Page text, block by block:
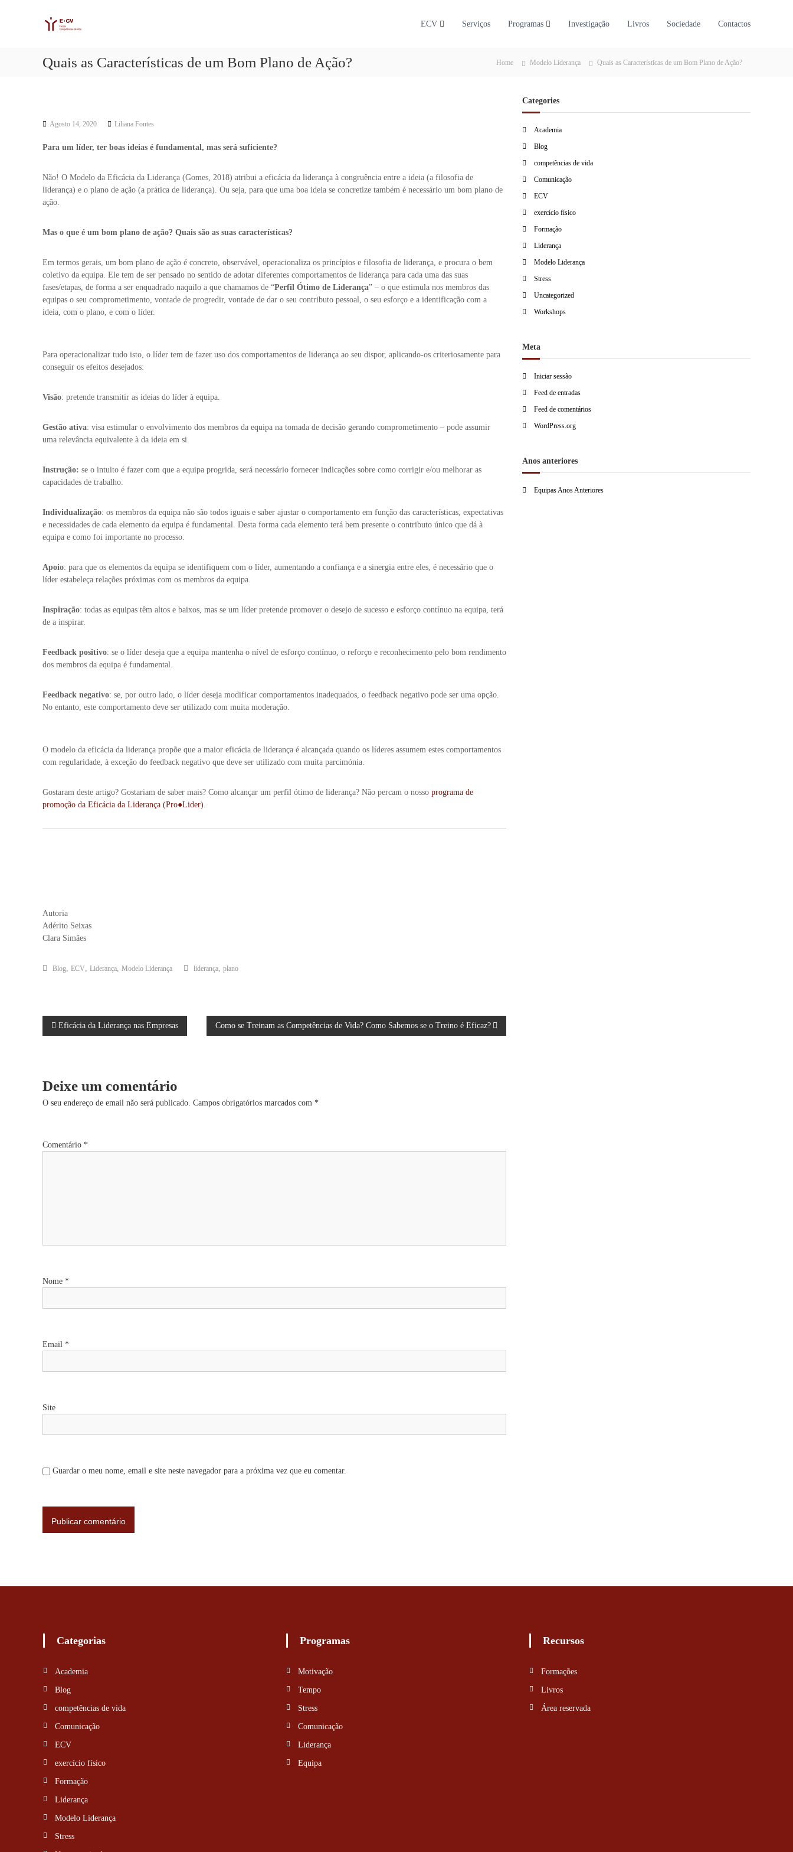
c
i
V
a
ECV Serviços Programas Investigação Livros Sociedade Contactos
Quais as Características de um Bom Plano de Ação? Home Modelo Liderança Quais as Características de um Bom Plano de Ação?
Agosto 14, 2020 Liliana Fontes
Para um líder, ter boas ideias é fundamental, mas será suficiente?
Não! O Modelo da Eficácia da Liderança (Gomes, 2018) atribui a eficácia da liderança à congruência entre a ideia (a filosofia de
liderança) e o plano de ação (a prática de liderança). Ou seja, para que uma boa ideia se concretize também é necessário um bom plano de
ação.
Mas o que é um bom plano de ação? Quais são as suas características?
Em termos gerais, um bom plano de ação é concreto, observável, operacionaliza os princípios e filosofia de liderança, e procura o bem
coletivo da equipa. Ele tem de ser pensado no sentido de adotar diferentes comportamentos de liderança para cada uma das suas
fases/etapas, de forma a ser enquadrado naquilo a que chamamos de “Perfil Ótimo de Liderança” – o que estimula nos membros das
equipas o seu comprometimento, vontade de progredir, vontade de dar o seu contributo pessoal, o seu esforço e a identificação com a
ideia, com o plano, e com o líder.
Para operacionalizar tudo isto, o líder tem de fazer uso dos comportamentos de liderança ao seu dispor, aplicando-os criteriosamente para
conseguir os efeitos desejados:
Visão: pretende transmitir as ideias do líder à equipa.
Gestão ativa: visa estimular o envolvimento dos membros da equipa na tomada de decisão gerando comprometimento – pode assumir
uma relevância equivalente à da ideia em si.
Instrução: se o intuito é fazer com que a equipa progrida, será necessário fornecer indicações sobre como corrigir e/ou melhorar as
capacidades de trabalho.
Individualização: os membros da equipa não são todos iguais e saber ajustar o comportamento em função das características, expectativas
e necessidades de cada elemento da equipa é fundamental. Desta forma cada elemento terá bem presente o contributo único que dá à
equipa e como foi importante no processo.
Apoio: para que os elementos da equipa se identifiquem com o líder, aumentando a confiança e a sinergia entre eles, é necessário que o
líder estabeleça relações próximas com os membros da equipa.
Inspiração: todas as equipas têm altos e baixos, mas se um líder pretende promover o desejo de sucesso e esforço contínuo na equipa, terá
de a inspirar.
Feedback positivo: se o líder deseja que a equipa mantenha o nível de esforço contínuo, o reforço e reconhecimento pelo bom rendimento
dos membros da equipa é fundamental.
Feedback negativo: se, por outro lado, o líder deseja modificar comportamentos inadequados, o feedback negativo pode ser uma opção.
No entanto, este comportamento deve ser utilizado com muita moderação.
O modelo da eficácia da liderança propõe que a maior eficácia de liderança é alcançada quando os líderes assumem estes comportamentos
com regularidade, à exceção do feedback negativo que deve ser utilizado com muita parcimónia.
Gostaram deste artigo? Gostariam de saber mais? Como alcançar um perfil ótimo de liderança? Não percam o nosso programa de
promoção da Eficácia da Liderança (Pro●Lider).
Autoria
Adérito Seixas
Clara Simães
Blog, ECV, Liderança, Modelo Liderança liderança, plano
N
v
e
o
e
r
t
i
s
Eficácia da Liderança nas Empresas Como se Treinam as Competências de Vida? Como Sabemos se o Treino é Eficaz?
Deixe um comentário
O seu endereço de email não será publicado. Campos obrigatórios marcados com *
Comentário *
Nome *
Email *
Site
Guardar o meu nome, email e site neste navegador para a próxima vez que eu comentar.
Categories
Academia
Blog
competências de vida
Comunicação
ECV
exercício físico
Formação
Liderança
Modelo Liderança
Stress
Uncategorized
Workshops
Meta
Iniciar sessão
Feed de entradas
Feed de comentários
WordPress.org
Anos anteriores
Equipas Anos Anteriores
Categorias
Academia
Blog
competências de vida
Comunicação
ECV
exercício físico
Formação
Liderança
Modelo Liderança
Stress
Programas
Motivação
Tempo
Stress
Comunicação
Liderança
Equipa
Recursos
Formações
Livros
Área reservada